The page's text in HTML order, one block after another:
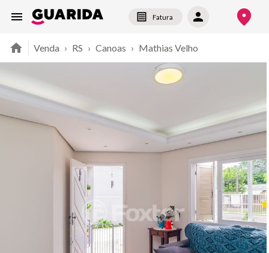
Fatura
Venda › RS › Canoas › Mathias Velho